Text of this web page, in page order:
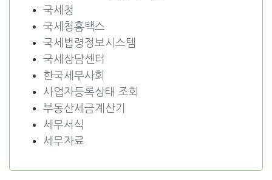
국세청
국세청홈택스
국세법령정보시스템
국세상담센터
한국세무사회
사업자등록상태 조회
부동산세금계산기
세무서식
세무자료